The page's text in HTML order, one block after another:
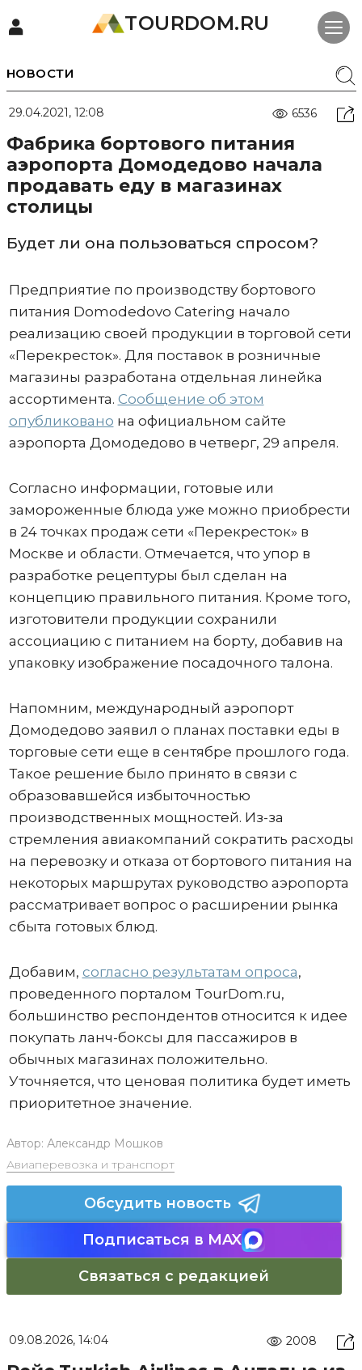
TOURDOM.RU
НОВОСТИ
29.04.2021, 12:08 6536
Фабрика бортового питания
аэропорта Домодедово начала
продавать еду в магазинах
столицы
Будет ли она пользоваться спросом?
Предприятие по производству бортового
питания Domodedovo Catering начало
реализацию своей продукции в торговой сети
«Перекресток». Для поставок в розничные
магазины разработана отдельная линейка
ассортимента. Сообщение об этом
опубликовано на официальном сайте
аэропорта Домодедово в четверг, 29 апреля.
Согласно информации, готовые или
замороженные блюда уже можно приобрести
в 24 точках продаж сети «Перекресток» в
Москве и области. Отмечается, что упор в
разработке рецептуры был сделан на
концепцию правильного питания. Кроме того,
изготовители продукции сохранили
ассоциацию с питанием на борту, добавив на
упаковку изображение посадочного талона.
Напомним, международный аэропорт
Домодедово заявил о планах поставки еды в
торговые сети еще в сентябре прошлого года.
Такое решение было принято в связи с
образовавшейся избыточностью
производственных мощностей. Из-за
стремления авиакомпаний сократить расходы
на перевозку и отказа от бортового питания на
некоторых маршрутах руководство аэропорта
рассматривает вопрос о расширении рынка
сбыта готовых блюд.
Добавим, согласно результатам опроса,
проведенного порталом TourDom.ru,
большинство респондентов относится к идее
покупать ланч-боксы для пассажиров в
обычных магазинах положительно.
Уточняется, что ценовая политика будет иметь
приоритетное значение.
Автор: Александр Мошков
Авиаперевозка и транспорт
Обсудить новость
Подписаться в MAX
Связаться с редакцией
09.08.2026, 14:04 2008